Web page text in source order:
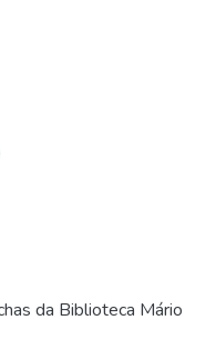
da Biblioteca Mário